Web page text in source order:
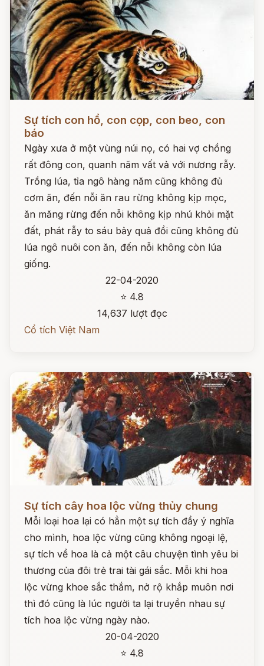
Sự tích con hổ, con cọp, con beo, con
báo
Ngày xưa ở một vùng núi nọ, có hai vợ chồng
rất đông con, quanh năm vất vả với nương rẫy.
Trồng lúa, tỉa ngô hàng năm cũng không đủ
cơm ăn, đến nỗi ăn rau rừng không kịp mọc,
ăn măng rừng đến nỗi không kịp nhú khỏi mặt
đất, phát rẫy to sáu bảy quả đồi cũng không đủ
lúa ngô nuôi con ăn, đến nỗi không còn lúa
giống.
22-04-2020
⭐ 4.8
14,637 lượt đọc
Cổ tích Việt Nam
Sự tích cây hoa lộc vừng thủy chung
Mỗi loại hoa lại có hẳn một sự tích đầy ý nghĩa
cho mình, hoa lộc vừng cũng không ngoại lệ,
sự tích về hoa là cả một câu chuyện tình yêu bi
thương của đôi trẻ trai tài gái sắc. Mỗi khi hoa
lộc vừng khoe sắc thắm, nở rộ khắp muôn nơi
thì đó cũng là lúc người ta lại truyền nhau sự
tích hoa lộc vừng ngày nào.
20-04-2020
⭐ 4.8